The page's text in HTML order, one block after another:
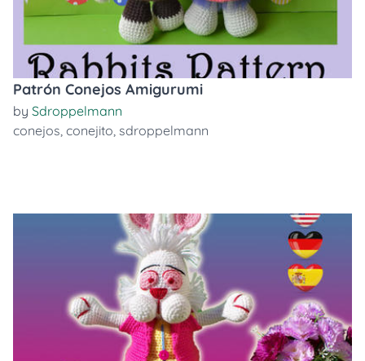
Patrón Conejos Amigurumi
by Sdroppelmann
conejos, conejito, sdroppelmann